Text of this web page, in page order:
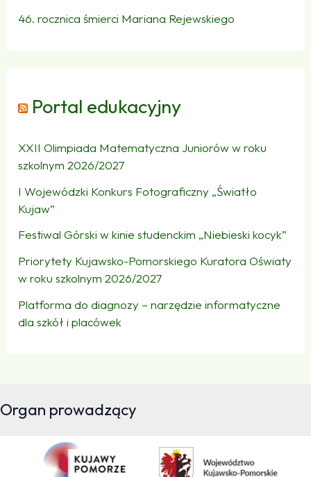
46. rocznica śmierci Mariana Rejewskiego
Portal edukacyjny
XXII Olimpiada Matematyczna Juniorów w roku
szkolnym 2026/2027
I Wojewódzki Konkurs Fotograficzny „Światło
Kujaw”
Festiwal Górski w kinie studenckim „Niebieski kocyk”
Priorytety Kujawsko-Pomorskiego Kuratora Oświaty
w roku szkolnym 2026/2027
Platforma do diagnozy – narzędzie informatyczne
dla szkół i placówek
Organ prowadzący